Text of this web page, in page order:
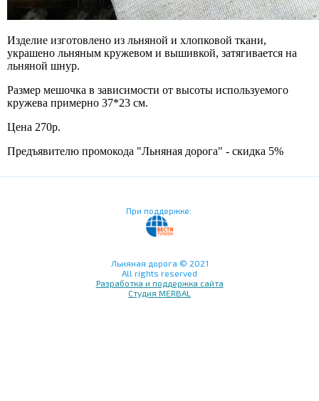
Изделие изготовлено из льняной и хлопковой ткани,
украшено льняным кружевом и вышивкой, затягивается на
льняной шнур.
Размер мешочка в зависимости от высоты используемого
кружева примерно 37*23 см.
Цена 270р.
Предъявителю промокода "Льняная дорога" - скидка 5%
При поддержке:
Льняная дорога © 2021
All rights reserved
Разработка и поддержка сайта
Студия MERBAL